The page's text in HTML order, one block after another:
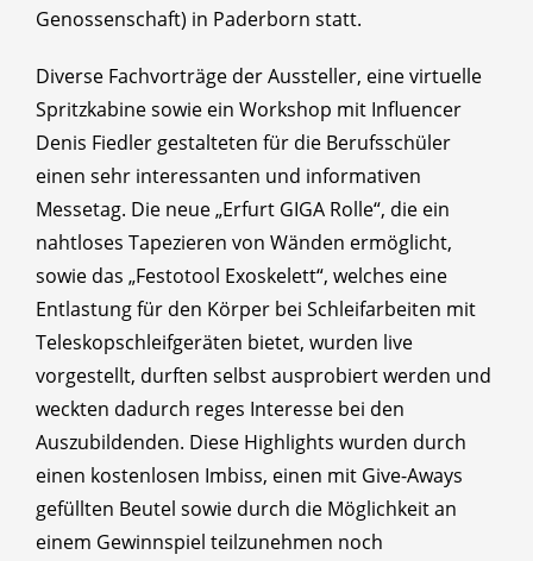
Genossenschaft) in Paderborn statt.
Diverse Fachvorträge der Aussteller, eine virtuelle
Spritzkabine sowie ein Workshop mit Influencer
Denis Fiedler gestalteten für die Berufsschüler
einen sehr interessanten und informativen
Messetag. Die neue „Erfurt GIGA Rolle“, die ein
nahtloses Tapezieren von Wänden ermöglicht,
sowie das „Festotool Exoskelett“, welches eine
Entlastung für den Körper bei Schleifarbeiten mit
Teleskopschleifgeräten bietet, wurden live
vorgestellt, durften selbst ausprobiert werden und
weckten dadurch reges Interesse bei den
Auszubildenden. Diese Highlights wurden durch
einen kostenlosen Imbiss, einen mit Give-Aways
gefüllten Beutel sowie durch die Möglichkeit an
einem Gewinnspiel teilzunehmen noch